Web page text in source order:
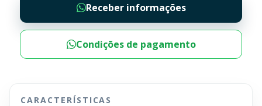
Receber informações
Condições de pagamento
CARACTERÍSTICAS